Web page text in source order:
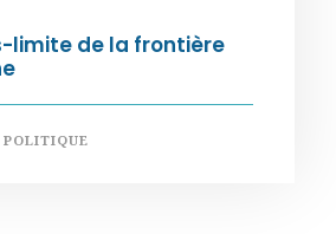
limite de la frontière
POLITIQUE